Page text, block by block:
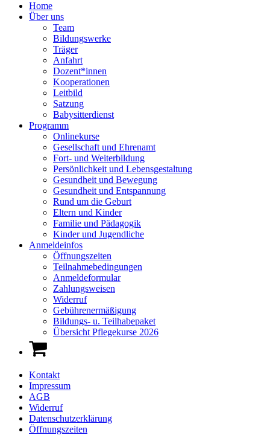
Home
Über uns
Team
Bildungswerke
Träger
Anfahrt
Dozent*innen
Kooperationen
Leitbild
Satzung
Babysitterdienst
Programm
Onlinekurse
Gesellschaft und Ehrenamt
Fort- und Weiterbildung
Persönlichkeit und Lebensgestaltung
Gesundheit und Bewegung
Gesundheit und Entspannung
Rund um die Geburt
Eltern und Kinder
Familie und Pädagogik
Kinder und Jugendliche
Anmeldeinfos
Öffnungszeiten
Teilnahmebedingungen
Anmeldeformular
Zahlungsweisen
Widerruf
Gebührenermäßigung
Bildungs- u. Teilhabepaket
Übersicht Pflegekurse 2026
Kontakt
Impressum
AGB
Widerruf
Datenschutzerklärung
Öffnungszeiten